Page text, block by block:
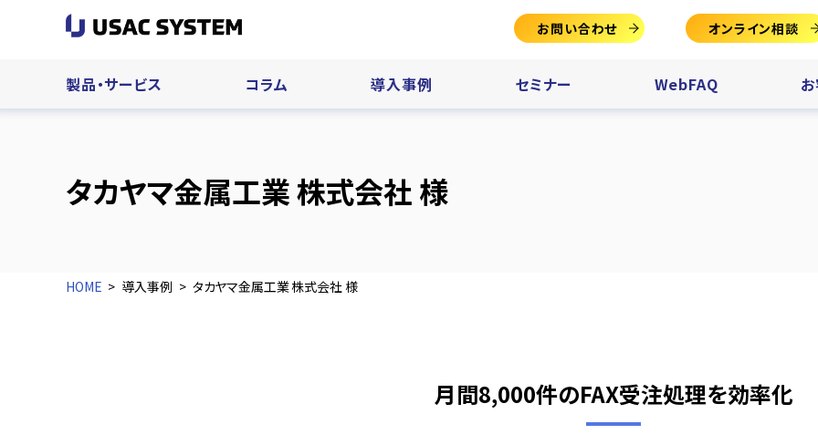
製品・サービス コラム 導入事例 セミナー WebFAQ
お問い合わせ オンライン相談
タカヤマ金属工業 株式会社 様
HOME 導入事例 タカヤマ金属工業 株式会社 様
月間8,000件のFAX受注処理を効率化